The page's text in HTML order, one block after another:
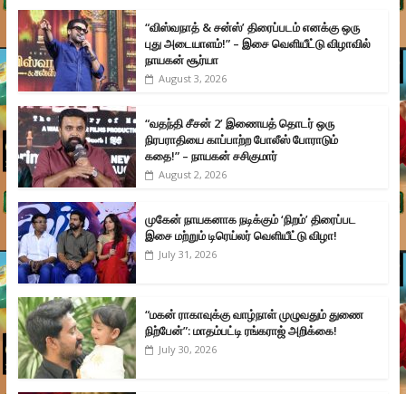
“விஸ்வநாத் & சன்ஸ்’ திரைப்படம் எனக்கு ஒரு
புது அடையாளம்!” – இசை வெளியீட்டு விழாவில்
நாயகன் சூர்யா
August 3, 2026
“வதந்தி சீசன் 2’ இணையத் தொடர் ஒரு
நிரபராதியை காப்பாற்ற போலீஸ் போராடும்
கதை!” – நாயகன் சசிகுமார்
August 2, 2026
முகேன் நாயகனாக நடிக்கும் ‘நிறம்’ திரைப்பட
இசை மற்றும் டிரெய்லர் வெளியீட்டு விழா!
July 31, 2026
“மகன் ராகாவுக்கு வாழ்நாள் முழுவதும் துணை
நிற்பேன்”: மாதம்பட்டி ரங்கராஜ் அறிக்கை!
July 30, 2026